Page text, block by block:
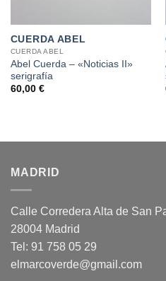
CUERDA ABEL
CUERDA ABEL
Abel Cuerda – «Noticias II»
serigrafía
60,00 €
MADRID
Calle Corredera Alta de San
28004 Madrid
Tel: 91 758 05 29
elmarcoverde@gmail.com